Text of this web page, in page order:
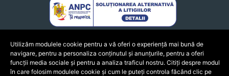
Utilizăm modulele cookie pentru a vă oferi o experiență mai bună de
navigare, pentru a personaliza conținutul și anunțurile, pentru a oferi
funcții media sociale și pentru a analiza traficul nostru. Citiți despre modul
în care folosim modulele cookie și cum le puteți controla făcând clic pe